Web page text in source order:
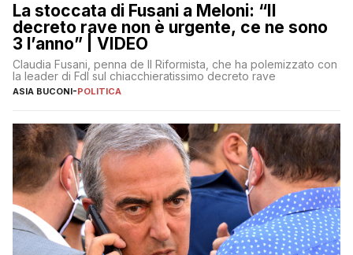
La stoccata di Fusani a Meloni: “Il
decreto rave non è urgente, ce ne sono
3 l’anno” | VIDEO
Claudia Fusani, penna de Il Riformista, che ha polemizzato con
la leader di FdI sul chiacchieratissimo decreto rave
ASIA BUCONI-POLITICA